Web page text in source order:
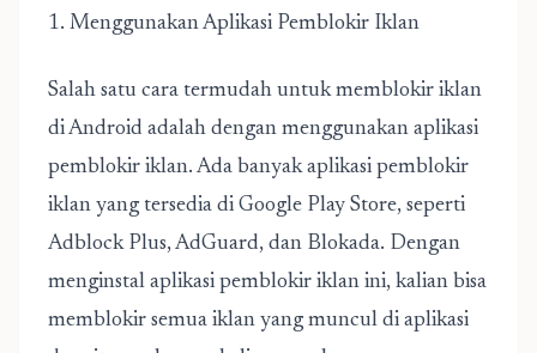
1. Menggunakan Aplikasi Pemblokir Iklan
Salah satu cara termudah untuk memblokir iklan
di Android adalah dengan menggunakan aplikasi
pemblokir iklan. Ada banyak aplikasi pemblokir
iklan yang tersedia di Google Play Store, seperti
Adblock Plus, AdGuard, dan Blokada. Dengan
menginstal aplikasi pemblokir iklan ini, kalian bisa
memblokir semua iklan yang muncul di aplikasi